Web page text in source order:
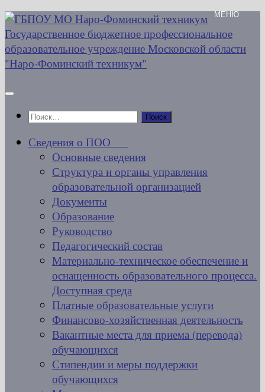
Перейти
к
содержимому
Найти:
Сведения о ПОО
Основные сведения
Структура и органы управления
образовательной организацией
Документы
Образование
Руководство
Педагогический состав
Материально-техническое обеспечение и
оснащенность образовательного процесса.
Доступная среда
Платные образовательные услуги
Финансово-хозяйственная деятельность
Вакантные места для приема (перевода)
обучающихся
Стипендии и меры поддержки
обучающихся